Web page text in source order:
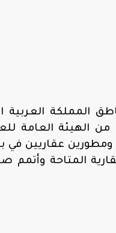
المملكة العربية
الهيئة العامة
عقاريين في
المتاحة وأتمم